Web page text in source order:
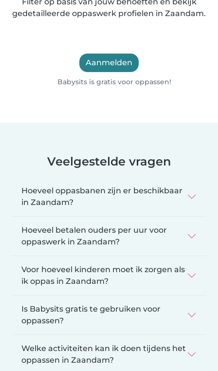
gedetailleerde oppaswerk profielen in Zaandam.
Aanmelden
Babysits is gratis voor oppassen!
Veelgestelde vragen
Hoeveel oppasbanen zijn er beschikbaar
in Zaandam?
Hoeveel betalen ouders per uur voor
oppaswerk in Zaandam?
Voor hoeveel kinderen moet ik zorgen als
ik oppas in Zaandam?
Is Babysits gratis te gebruiken voor
oppassen?
Welke activiteiten kan ik doen tijdens het
oppassen in Zaandam?